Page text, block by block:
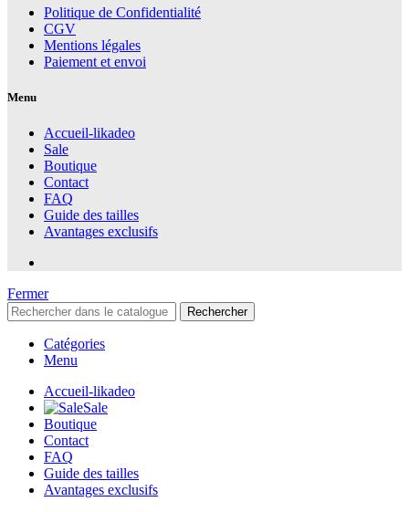
Politique de Confidentialité
CGV
Mentions légales
Paiement et envoi
Menu
Accueil-likadeo
Sale
Boutique
Contact
FAQ
Guide des tailles
Avantages exclusifs
Fermer
Rechercher
Catégories
Menu
Accueil-likadeo
Sale
Boutique
Contact
FAQ
Guide des tailles
Avantages exclusifs